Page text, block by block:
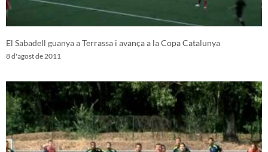
El Sabadell guanya a Terrassa i avança a la Copa Catalunya
8 d'agost de 2011